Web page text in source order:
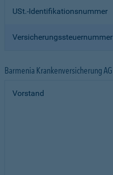
USt.-Identifikationsnummer
Versicherungssteuernummer
Barmenia Krankenversicherung AG
Vorstand